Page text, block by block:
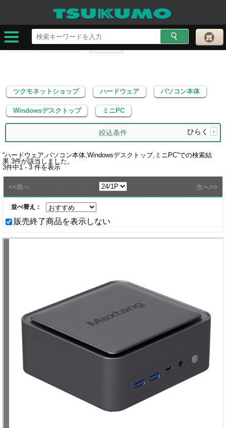
ツクモネットショップ ハードウェア
パソコン本体
Windowsデスクトップ
ミニPC
ツクモネットショップ ハードウェア パソコン本体
Windowsデスクトップ ミニPC
絞込条件 ひらく +
“ハードウェア,パソコン本体,Windowsデスクトップ,ミニPC”での検索結
果 3件が該当しました。
3件中1 - 3 件を表示
<<前へ 次へ>>
並べ替え：
販売終了商品を表示しない